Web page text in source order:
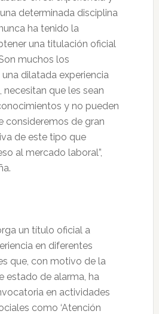
determinada disciplina
ha tenido la
una titulación oficial
muchos los
dilatada experiencia
necesitan que les sean
y no pueden
consideremos de gran
de este tipo que
al mercado laboral”,
un título oficial a
en diferentes
que, con motivo de la
estado de alarma, ha
en actividades
como ‘Atención